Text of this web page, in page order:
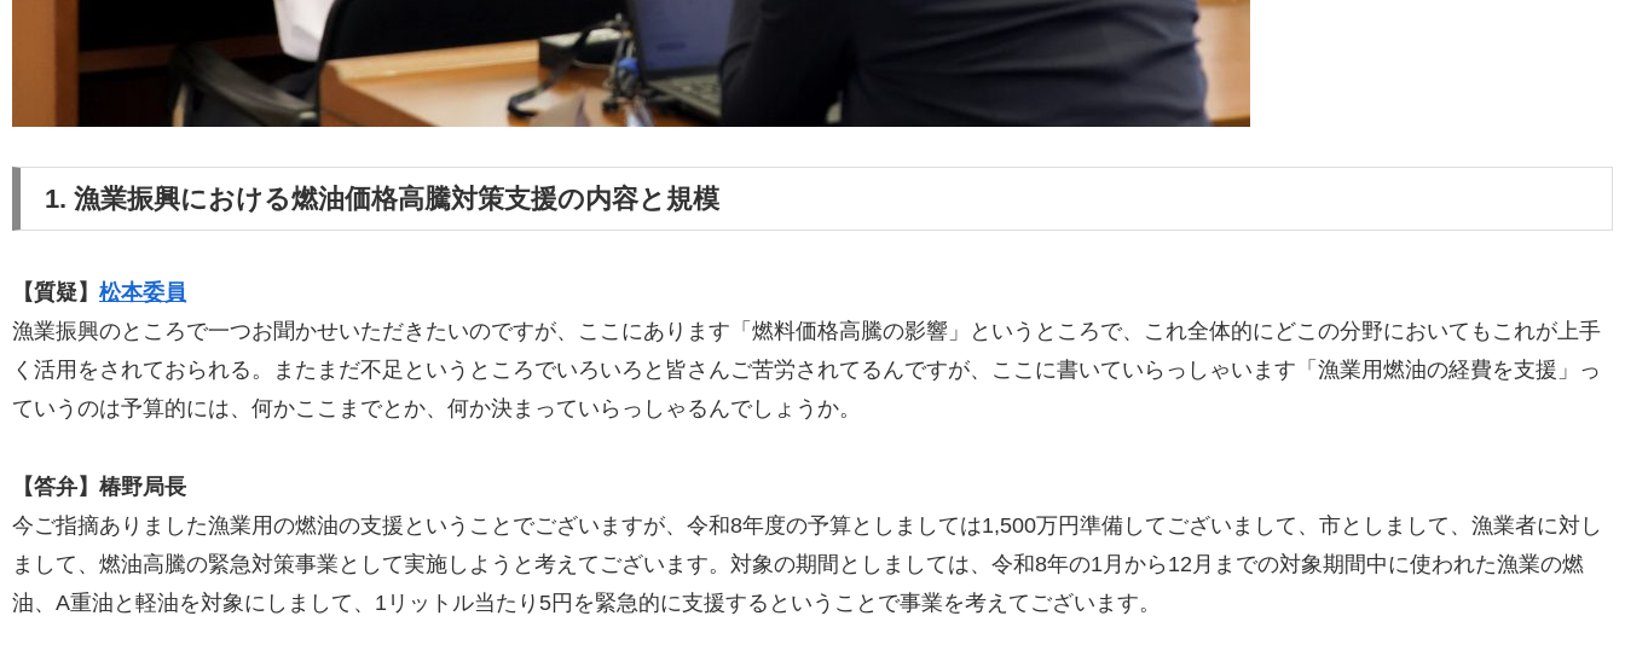
1. 漁業振興における燃油価格高騰対策支援の内容と規模
【質疑】 松本委員
漁業振興のところで一つお聞かせいただきたいのですが、ここにあります「燃料価格高騰の影響」というところで、これ全体的にどこの分野においてもこれが上手
く活用をされておられる。またまだ不足というところでいろいろと皆さんご苦労されてるんですが、ここに書いていらっしゃいます「漁業用燃油の経費を支援」っ
ていうのは予算的には、何かここまでとか、何か決まっていらっしゃるんでしょうか。
【答弁】椿野局長
今ご指摘ありました漁業用の燃油の支援ということでございますが、令和8年度の予算としましては1,500万円準備してございまして、市としまして、漁業者に対し
まして、燃油高騰の緊急対策事業として実施しようと考えてございます。対象の期間としましては、令和8年の1月から12月までの対象期間中に使われた漁業の燃
油、A重油と軽油を対象にしまして、1リットル当たり5円を緊急的に支援するということで事業を考えてございます。